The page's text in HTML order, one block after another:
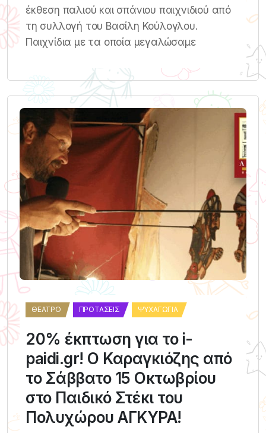
έκθεση παλιού και σπάνιου παιχνιδιού από
τη συλλογή του Βασίλη Κούλογλου.
Παιχνίδια με τα οποία μεγαλώσαμε
ΘΈΑΤΡΟ ΠΡΟΤΆΣΕΙΣ ΨΥΧΑΓΩΓΊΑ
20% έκπτωση για το i-
paidi.gr! Ο Καραγκιόζης από
το Σάββατο 15 Οκτωβρίου
στο Παιδικό Στέκι του
Πολυχώρου ΑΓΚΥΡΑ!